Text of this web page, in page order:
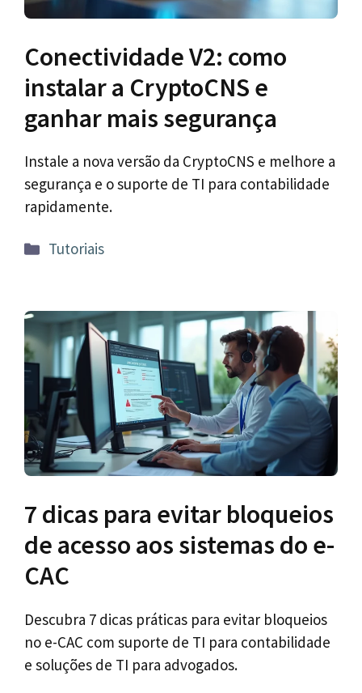
Conectividade V2: como
instalar a CryptoCNS e
ganhar mais segurança
Instale a nova versão da CryptoCNS e melhore a
segurança e o suporte de TI para contabilidade
rapidamente.
Categorias
Tutoriais
7 dicas para evitar bloqueios
de acesso aos sistemas do e-
CAC
Descubra 7 dicas práticas para evitar bloqueios
no e-CAC com suporte de TI para contabilidade
e soluções de TI para advogados.